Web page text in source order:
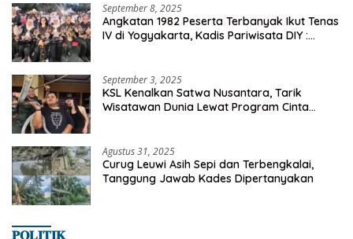
September 8, 2025
Angkatan 1982 Peserta Terbanyak Ikut Tenas
IV di Yogyakarta, Kadis Pariwisata DIY :
September 3, 2025
KSL Kenalkan Satwa Nusantara, Tarik
Wisatawan Dunia Lewat Program Cinta
Agustus 31, 2025
Curug Leuwi Asih Sepi dan Terbengkalai,
Tanggung Jawab Kades Dipertanyakan
𝐏𝐎𝐋𝐈𝐓𝐈𝐊